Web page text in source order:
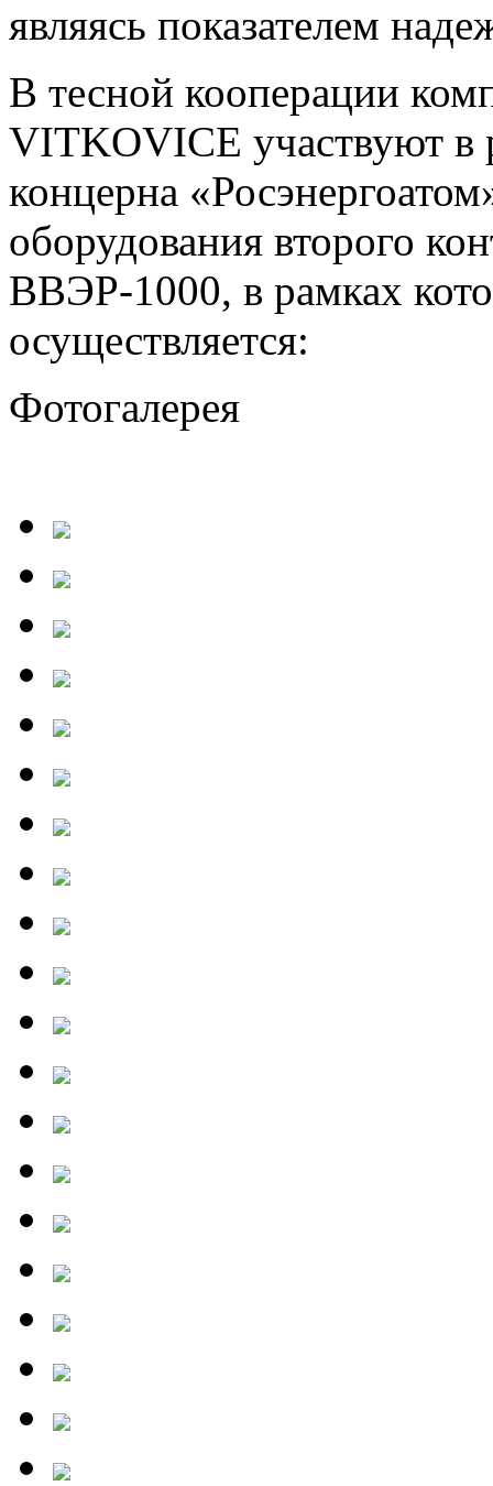
являясь показателем
В тесной кооперации
VITKOVICE участвуют в
концерна
оборудования второго
ВВЭР-1000, в рамках
осуществляется:
Фотогалерея